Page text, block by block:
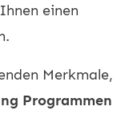
einen
Merkmale,
Programmen